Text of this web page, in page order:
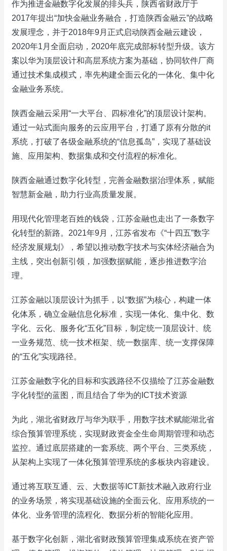
作为推进金融数字化发展的排头兵，陕西省财政厅于
2017年提出“加快金融业务融合，打造陕西金融云”的战略
发展理念，并于2018年9月正式启动陕西金融云建设，
2020年1月全面启动，2020年底完成部标转型升级。该方
案以华为顶层设计和高层系统方案为基础，协同软件厂商
通过技术集成模式，率先构建全面云化的一体化、集中化
金融业务系统。
陕西金融云采用“一大平台、四标准化”的顶层设计架构。
通过一站式面向服务的云应用平台，打通了原有分散的it
系统，打破了各级金融系统的“信息孤岛”，实现了基础设
施、应用架构、数据集成和交付流程的标准化。
陕西金融通过数字化转型，完善金融数据治理体系，赋能
智慧新金融，助力行业高质量发展。
用现代化管理老百姓的钱袋，江苏金融也走出了一条数字
化转型的新路。2021年9月，江苏省发布《“十四五”数字
经济发展规划》，希望以推动数字技术与实体经济融合为
主线，突出创新引领，加强数据赋能，逐步推进数字治
理。
江苏金融以顶层设计为抓手，以“数据”为核心，构建一体
化体系，确立金融信息化标准，实现一体化、集中化、数
字化、云化、服务化“五化”目标，制定统一顶层设计、统
一业务规范、统一技术框架、统一数据库、统一支撑保障
的“五化”实现路径。
江苏金融数字化的目标和实践路径不仅描绘了江苏金融数
字化转型的蓝图，而且结合了华为的ICT技术资源
为此，湖北省财政厅与华为联手，用数字技术赋能湖北省
综合预算管理系统，实现财政资金全生命周期管理和动态
监控。通过底层搭建的一套系统、两个平台、三类系统，
从架构上实现了一体化预算管理系统的多板块内容建设。
通过将互联互通、云、大数据等ICT新技术融入政府行业
的业务场景，将实现基础设施的全面云化、应用系统的一
体化、业务管理的流程化、数据分析的智能化应用。
基于数字化创新，湖北省财政预算管理集成系统在资产管